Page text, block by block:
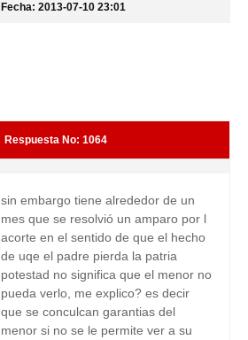
Fecha: 2013-07-10 23:01
Respuesta No: 1064
sin embargo tiene alrededor de un
mes que se resolvió un amparo por l
acorte en el sentido de que el hecho
de uqe el padre pierda la patria
potestad no significa que el menor no
pueda verlo, me explico? es decir
que se conculcan garantias del
menor si no se le permite ver a su